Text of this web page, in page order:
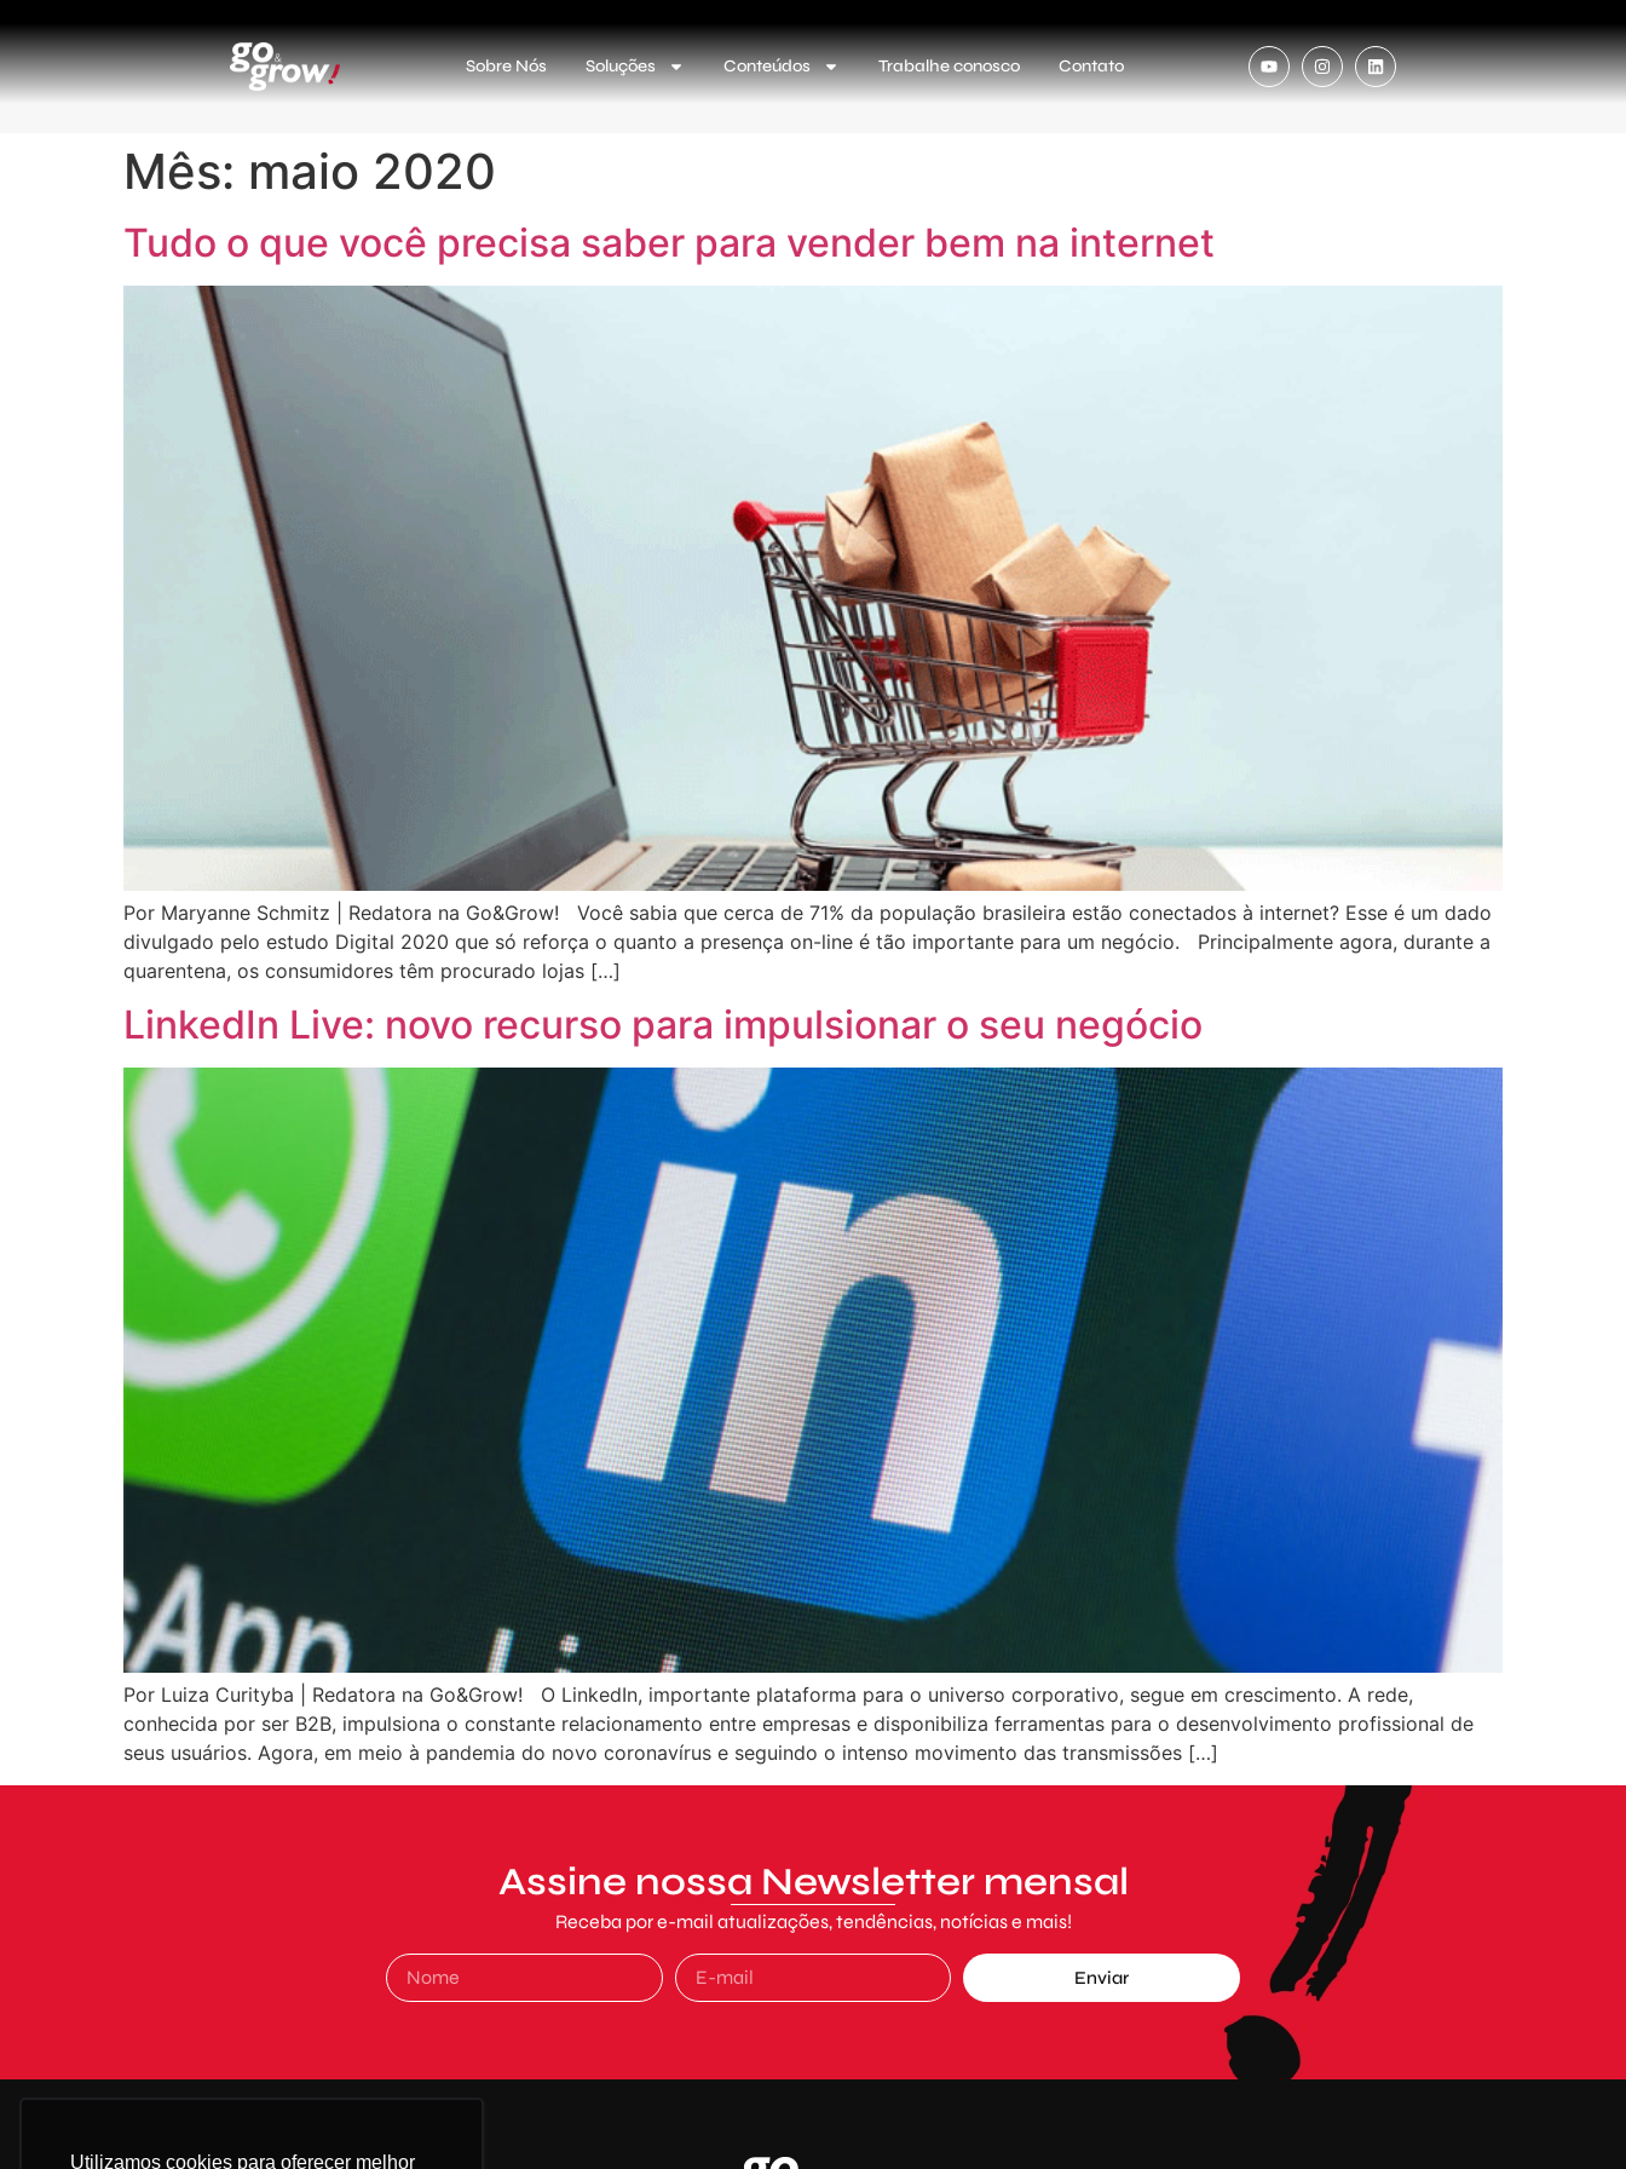
Utilizamos cookies para oferecer melhor
Sobre Nós Soluções Conteúdos Trabalhe conosco Contato
Mês: maio 2020
Tudo o que você precisa saber para vender bem na internet
Por Maryanne Schmitz | Redatora na Go&Grow! Você sabia que cerca de 71% da população brasileira estão conectados à internet? Esse é um dado
divulgado pelo estudo Digital 2020 que só reforça o quanto a presença on-line é tão importante para um negócio. Principalmente agora, durante a
quarentena, os consumidores têm procurado lojas […]
LinkedIn Live: novo recurso para impulsionar o seu negócio
Por Luiza Curityba | Redatora na Go&Grow! O LinkedIn, importante plataforma para o universo corporativo, segue em crescimento. A rede,
conhecida por ser B2B, impulsiona o constante relacionamento entre empresas e disponibiliza ferramentas para o desenvolvimento profissional de
seus usuários. Agora, em meio à pandemia do novo coronavírus e seguindo o intenso movimento das transmissões […]
Assine nossa Newsletter mensal
Receba por e-mail atualizações, tendências, notícias e mais!
Enviar